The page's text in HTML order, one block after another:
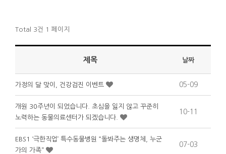
Total 3건 1 페이지
제목 날짜
가정의 달 맞이, 건강검진 이벤트 05-09
개원 30주년이 되었습니다. 초심을 잃지 않고 꾸준히
노력하는 동물의료센터가 되겠습니다.
10-11
EBS1 ‘극한직업’ 특수동물병원 “돌봐주는 생명체, 누군
가의 가족”
07-03